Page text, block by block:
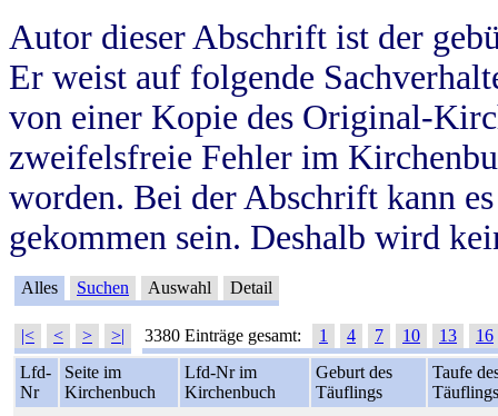
Autor dieser Abschrift ist der
Er weist auf folgende
von einer Kopie des Original-
zweifelsfreie Fehler im
worden. Bei der Abschrift kann
gekommen sein. Deshalb wird
Alles Suchen Auswahl Detail
|< < > >| 3380 Einträge gesamt: 1 4 7 10 13
16
Lfd-
Nr
Seite im
Kirchenbuch
Lfd-Nr im
Kirchenbuch
Geburt des
Täuflings
Taufe
Täuflings